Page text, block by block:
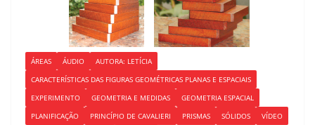
ÁREAS ÁUDIO
AUTORA: LETÍCIA
CARACTERÍSTICAS DAS FIGURAS GEOMÉTRICAS PLANAS E ESPACIAIS
EXPERIMENTO
GEOMETRIA E MEDIDAS
GEOMETRIA ESPACIAL
PLANIFICAÇÃO
PRINCÍPIO DE CAVALIERI PRISMAS SÓLIDOS
VÍDEO